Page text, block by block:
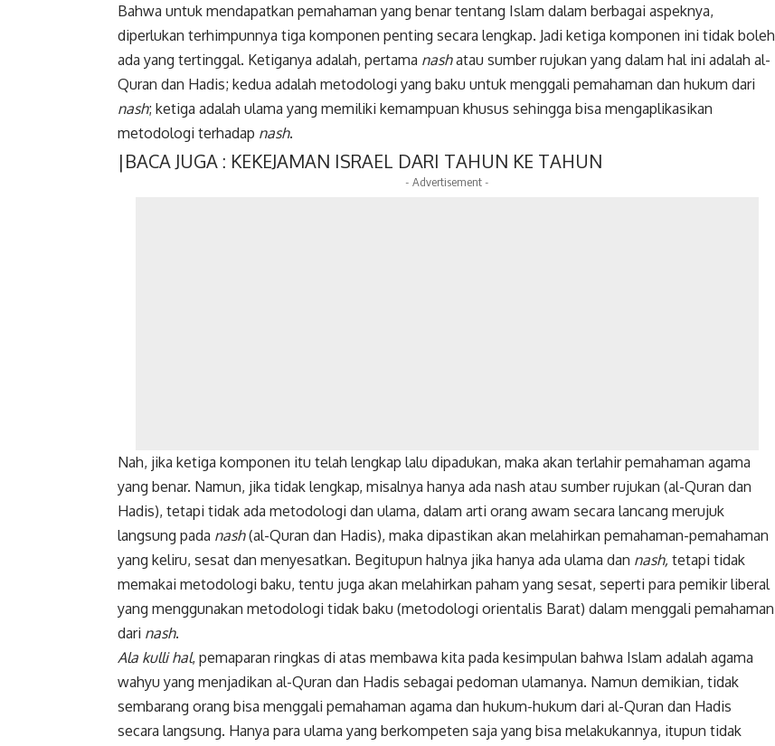
Bahwa untuk mendapatkan pemahaman yang benar tentang Islam dalam berbagai aspeknya,
diperlukan terhimpunnya tiga komponen penting secara lengkap. Jadi ketiga komponen ini tidak boleh
ada yang tertinggal. Ketiganya adalah, pertama nashatau sumber rujukan yang dalam hal ini adalah al-
Quran dan Hadis; kedua adalah metodologi yang baku untuk menggali pemahaman dan hukum dari
nash; ketiga adalah ulama yang memiliki kemampuan khusus sehingga bisa mengaplikasikan
metodologi terhadap nash.
|BACA JUGA : KEKEJAMAN ISRAEL DARI TAHUN KE TAHUN
- Advertisement -
Nah, jika ketiga komponen itu telah lengkap lalu dipadukan, maka akan terlahir pemahaman agama
yang benar. Namun, jika tidak lengkap, misalnya hanya ada nash atau sumber rujukan (al-Quran dan
Hadis), tetapi tidak ada metodologi dan ulama, dalam arti orang awam secara lancang merujuk
langsung pada nash(al-Quran dan Hadis), maka dipastikan akan melahirkan pemahaman-pemahaman
yang keliru, sesat dan menyesatkan. Begitupun halnya jika hanya ada ulama dan nash, tetapi tidak
memakai metodologi baku, tentu juga akan melahirkan paham yang sesat, seperti para pemikir liberal
yang menggunakan metodologi tidak baku (metodologi orientalis Barat) dalam menggali pemahaman
dari nash.
Ala kulli hal, pemaparan ringkas di atas membawa kita pada kesimpulan bahwa Islam adalah agama
wahyu yang menjadikan al-Quran dan Hadis sebagai pedoman ulamanya. Namun demikian, tidak
sembarang orang bisa menggali pemahaman agama dan hukum-hukum dari al-Quran dan Hadis
secara langsung. Hanya para ulama yang berkompeten saja yang bisa melakukannya, itupun tidak